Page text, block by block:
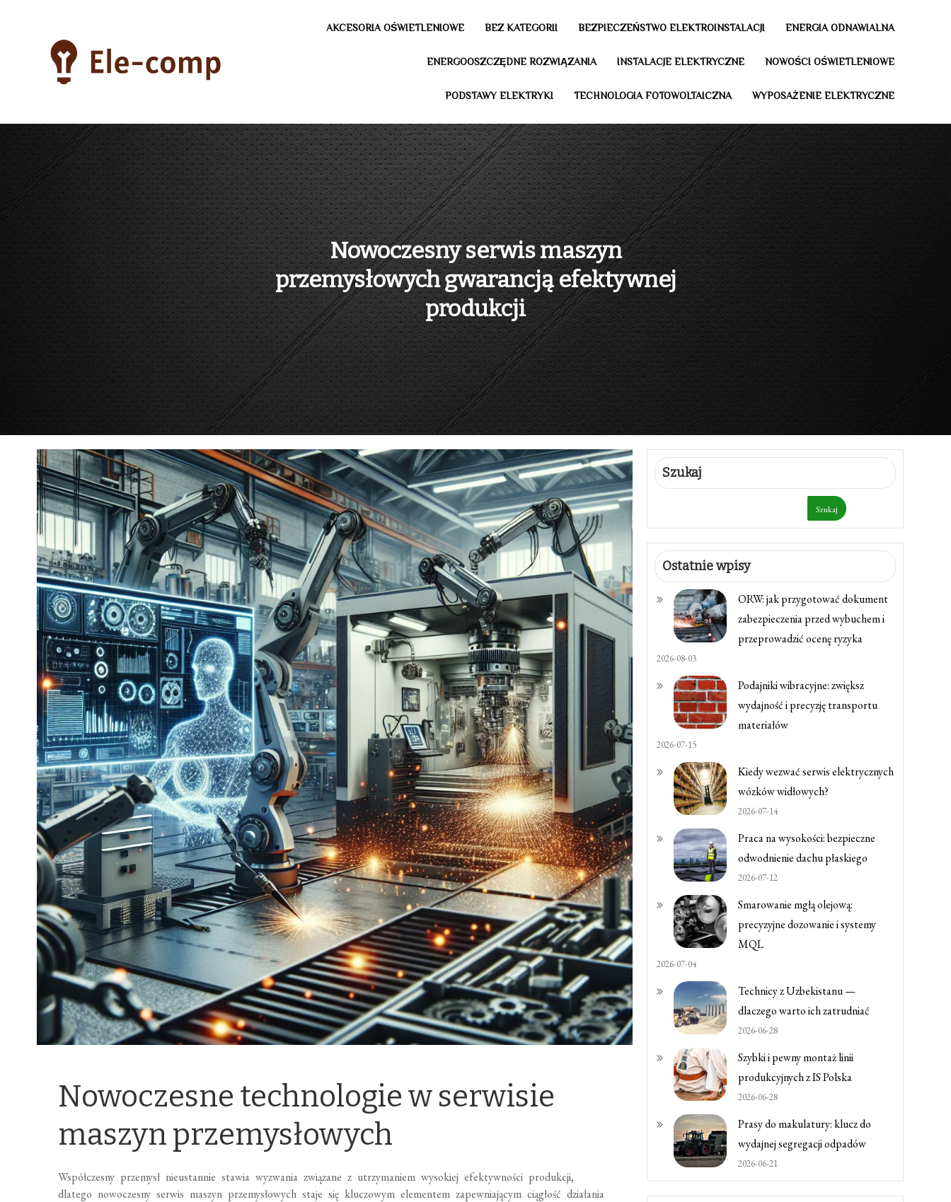
AKCESORIA OŚWIETLENIOWE BEZ KATEGORII BEZPIECZEŃSTWO ELEKTROINSTALACJI ENERGIA ODNAWIALNA
ENERGOOSZCZĘDNE ROZWIĄZANIA INSTALACJE ELEKTRYCZNE NOWOŚCI OŚWIETLENIOWE
PODSTAWY ELEKTRYKI TECHNOLOGIA FOTOWOLTAICZNA WYPOSAŻENIE ELEKTRYCZNE
Nowoczesny serwis maszyn
przemysłowych gwarancją efektywnej
produkcji
Nowoczesne technologie w serwisie
maszyn przemysłowych
Współczesny przemysł nieustannie stawia wyzwania związane z utrzymaniem wysokiej efektywności produkcji,
dlatego nowoczesny serwis maszyn przemysłowych staje się kluczowym elementem zapewniającym ciągłość działania
Szukaj
Szukaj
Ostatnie wpisy
ORW: jak przygotować dokument
zabezpieczenia przed wybuchem i
przeprowadzić ocenę ryzyka
2026-08-03
Podajniki wibracyjne: zwiększ
wydajność i precyzję transportu
materiałów
2026-07-15
Kiedy wezwać serwis elektrycznych
wózków widłowych?
2026-07-14
Praca na wysokości: bezpieczne
odwodnienie dachu płaskiego
2026-07-12
Smarowanie mgłą olejową:
precyzyjne dozowanie i systemy
MQL
2026-07-04
Technicy z Uzbekistanu —
dlaczego warto ich zatrudniać
2026-06-28
Szybki i pewny montaż linii
produkcyjnych z IS Polska
2026-06-28
Prasy do makulatury: klucz do
wydajnej segregacji odpadów
2026-06-21